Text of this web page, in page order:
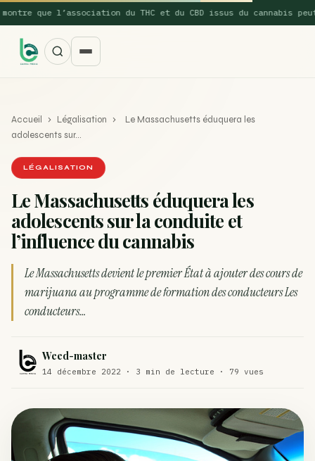
que l’association du THC et du CBD issus du cannabis peut…
SUGGESTIONS POPULAIRES
Une nouvelle étude montre que la vaporisation du
cannabis réduit de 99…
La recette du Space Cake RECETTE
Recette : Préparation du beurre de Marrakech
Un fabricant polonais de textiles à base de chanvre
suscite une forte…
ACTU
Accueil › Légalisation ›
Le Massachusetts éduquera les
adolescents sur…
LÉGALISATION
Le Massachusetts éduquera les
adolescents sur la conduite et
l’influence du cannabis
Le Massachusetts devient le premier État à ajouter des cours de
marijuana au programme de formation des conducteurs Les
conducteurs…
Weed-master
14 décembre 2022 · 3 min de lecture · 79 vues